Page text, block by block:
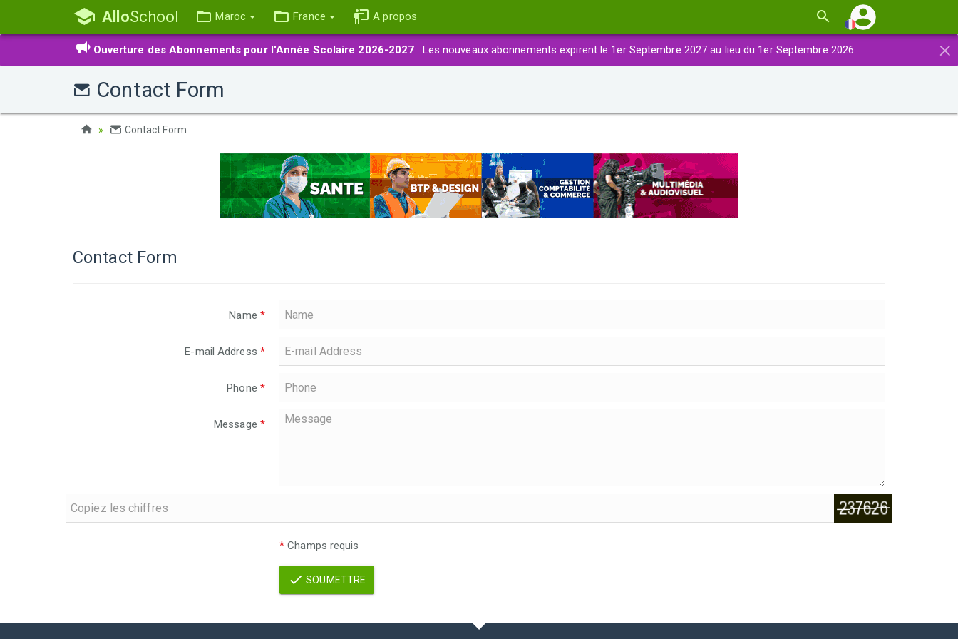
AlloSchool Maroc France A propos
×
Ouverture des Abonnements pour l'Année Scolaire 2026-2027 : Les nouveaux abonnements expirent le 1er Septembre 2027 au lieu du 1er Septembre 2026.
Contact Form
Contact Form
Contact Form
Name *
E-mail Address *
Phone *
Message *
* Champs requis
SOUMETTRE